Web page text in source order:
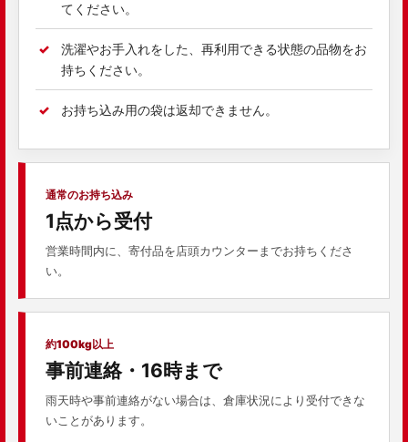
てください。
洗濯やお手入れをした、再利用できる状態の品物をお
持ちください。
お持ち込み用の袋は返却できません。
通常のお持ち込み
1点から受付
営業時間内に、寄付品を店頭カウンターまでお持ちくださ
い。
約100kg以上
事前連絡・16時まで
雨天時や事前連絡がない場合は、倉庫状況により受付できな
いことがあります。